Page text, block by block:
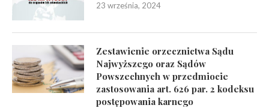
23 września, 2024
Zestawienie orzecznictwa Sądu
Najwyższego oraz Sądów
Powszechnych w przedmiocie
zastosowania art. 626 par. 2 kodeksu
postępowania karnego